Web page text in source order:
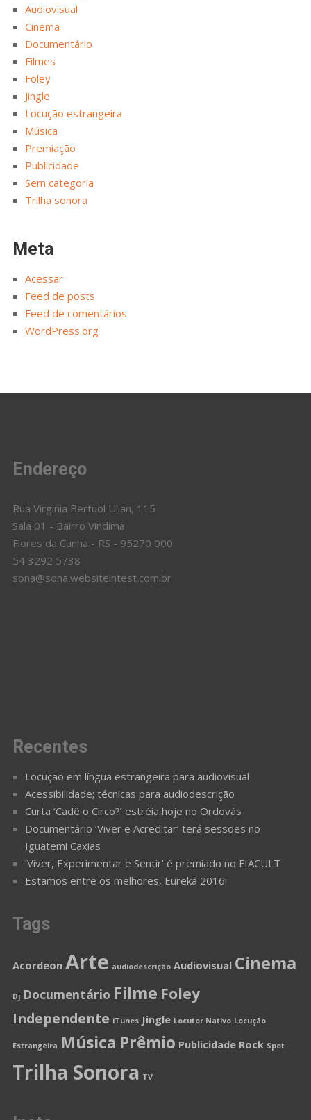
Audiovisual
Cinema
Documentário
Filmes
Foley
Jingle
Locução estrangeira
Música
Premiação
Publicidade
Sem categoria
Trilha sonora
Meta
Acessar
Feed de posts
Feed de comentários
WordPress.org
Endereço
Rua Virginia Bertuol Ulian, 115
Sala 01 - Bairro Vindima
Flores da Cunha - RS - 95270 000
54 3292 5738
sona@sona.websiteintest.com.br
Recentes
Locução em língua estrangeira para audiovisual
Acessibilidade; técnicas para audiodescrição
Curta ‘Cadê o Circo?’ estréia hoje no Ordovás
Documentário ‘Viver e Acreditar’ terá sessões no
Iguatemi Caxias
‘Viver, Experimentar e Sentir’ é premiado no FIACULT
Estamos entre os melhores, Eureka 2016!
Tags
Acordeon Arte audiodescrição Audiovisual Cinema
Dj Documentário Filme Foley
Independente iTunes Jingle Locutor Nativo Locução
Estrangeira Música Prêmio Publicidade Rock Spot
Trilha Sonora TV